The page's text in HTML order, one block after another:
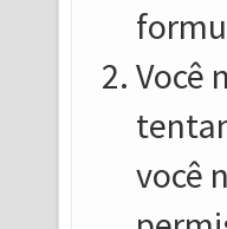
Você
você